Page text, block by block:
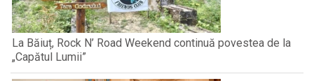
La Băiuț, Rock N’ Road Weekend continuă povestea de la
„Capătul Lumii”